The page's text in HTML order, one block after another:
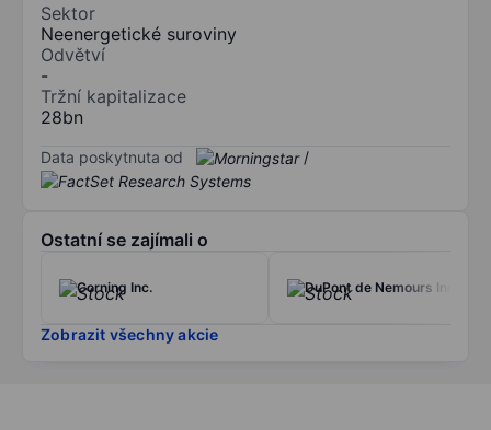
Sektor
Neenergetické suroviny
Odvětví
-
Tržní kapitalizace
28bn
Data poskytnuta od /
Ostatní se zajímali o
Corning Inc. DuPont de Nemours Inc.
Zobrazit všechny akcie